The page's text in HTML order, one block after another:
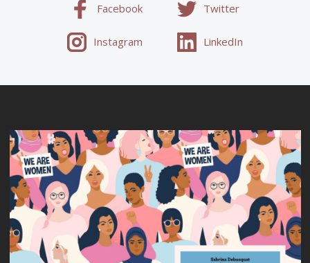
Facebook Twitter
Instagram LinkedIn